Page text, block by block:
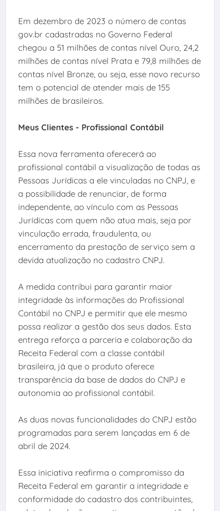
Em dezembro de 2023 o número de contas
gov.br cadastradas no Governo Federal
chegou a 51 milhões de contas nível Ouro, 24,2
milhões de contas nível Prata e 79,8 milhões de
contas nível Bronze, ou seja, esse novo recurso
tem o potencial de atender mais de 155
milhões de brasileiros.
Meus Clientes - Profissional Contábil
Essa nova ferramenta oferecerá ao
profissional contábil a visualização de todas as
Pessoas Jurídicas a ele vinculadas no CNPJ, e
a possibilidade de renunciar, de forma
independente, ao vínculo com as Pessoas
Jurídicas com quem não atua mais, seja por
vinculação errada, fraudulenta, ou
encerramento da prestação de serviço sem a
devida atualização no cadastro CNPJ.
A medida contribui para garantir maior
integridade às informações do Profissional
Contábil no CNPJ e permitir que ele mesmo
possa realizar a gestão dos seus dados. Esta
entrega reforça a parceria e colaboração da
Receita Federal com a classe contábil
brasileira, já que o produto oferece
transparência da base de dados do CNPJ e
autonomia ao profissional contábil.
As duas novas funcionalidades do CNPJ estão
programadas para serem lançadas em 6 de
abril de 2024.
Essa iniciativa reafirma o compromisso da
Receita Federal em garantir a integridade e
conformidade do cadastro dos contribuintes,